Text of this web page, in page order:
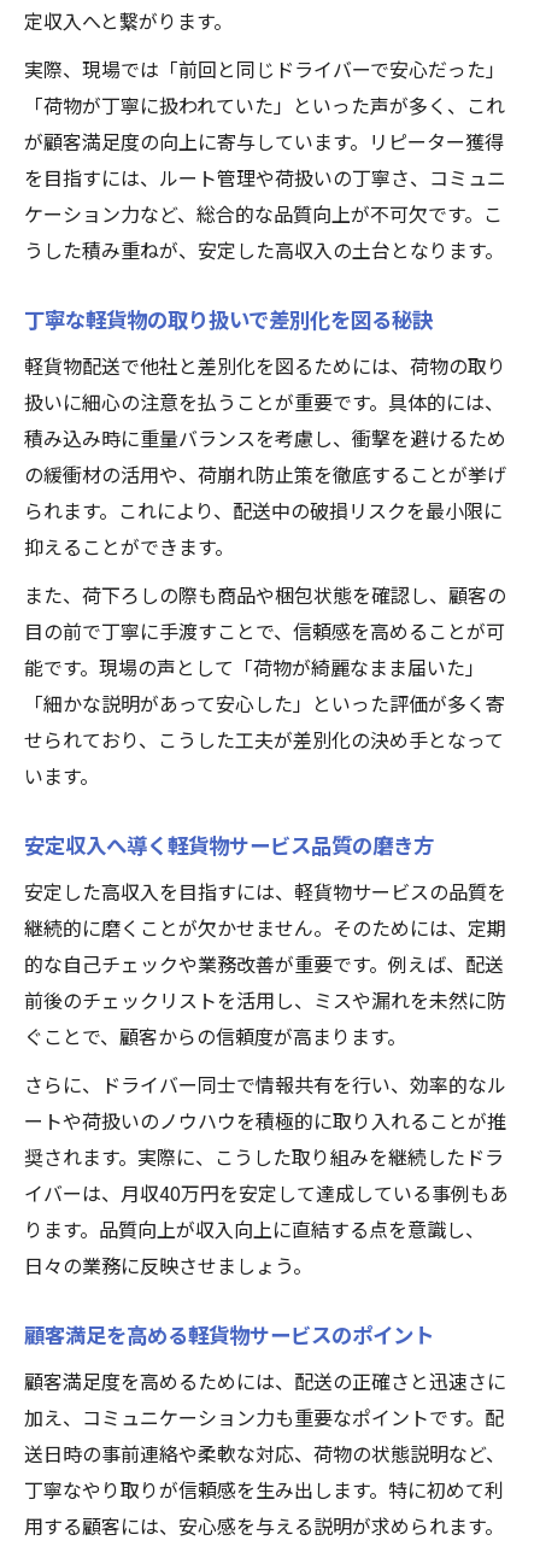
定収入へと繋がります。
実際、現場では「前回と同じドライバーで安心だった」
「荷物が丁寧に扱われていた」といった声が多く、これ
が顧客満足度の向上に寄与しています。リピーター獲得
を目指すには、ルート管理や荷扱いの丁寧さ、コミュニ
ケーション力など、総合的な品質向上が不可欠です。こ
うした積み重ねが、安定した高収入の土台となります。
丁寧な軽貨物の取り扱いで差別化を図る秘訣
軽貨物配送で他社と差別化を図るためには、荷物の取り
扱いに細心の注意を払うことが重要です。具体的には、
積み込み時に重量バランスを考慮し、衝撃を避けるため
の緩衝材の活用や、荷崩れ防止策を徹底することが挙げ
られます。これにより、配送中の破損リスクを最小限に
抑えることができます。
また、荷下ろしの際も商品や梱包状態を確認し、顧客の
目の前で丁寧に手渡すことで、信頼感を高めることが可
能です。現場の声として「荷物が綺麗なまま届いた」
「細かな説明があって安心した」といった評価が多く寄
せられており、こうした工夫が差別化の決め手となって
います。
安定収入へ導く軽貨物サービス品質の磨き方
安定した高収入を目指すには、軽貨物サービスの品質を
継続的に磨くことが欠かせません。そのためには、定期
的な自己チェックや業務改善が重要です。例えば、配送
前後のチェックリストを活用し、ミスや漏れを未然に防
ぐことで、顧客からの信頼度が高まります。
さらに、ドライバー同士で情報共有を行い、効率的なル
ートや荷扱いのノウハウを積極的に取り入れることが推
奨されます。実際に、こうした取り組みを継続したドラ
イバーは、月収40万円を安定して達成している事例もあ
ります。品質向上が収入向上に直結する点を意識し、
日々の業務に反映させましょう。
顧客満足を高める軽貨物サービスのポイント
顧客満足度を高めるためには、配送の正確さと迅速さに
加え、コミュニケーション力も重要なポイントです。配
送日時の事前連絡や柔軟な対応、荷物の状態説明など、
丁寧なやり取りが信頼感を生み出します。特に初めて利
用する顧客には、安心感を与える説明が求められます。